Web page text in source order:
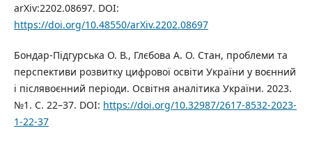
arXiv:2202.08697. DOI:
https://doi.org/10.48550/arXiv.2202.08697
Бондар-Підгурська О. В., Глєбова А. О. Стан, проблеми та
перспективи розвитку цифрової освіти України у воєнний
і післявоєнний періоди. Освітня аналітика України. 2023.
№1. С. 22–37. DOI: https://doi.org/10.32987/2617-8532-2023-
1-22-37